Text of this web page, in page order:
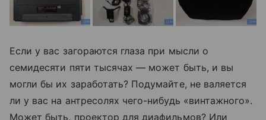
Если у вас загораются глаза при мысли о
семидесяти пяти тысячах — может быть, и вы
могли бы их заработать? Подумайте, не валяется
ли у вас на антресолях чего-нибудь «винтажного».
Может быть, проектор для диафильмов? Или